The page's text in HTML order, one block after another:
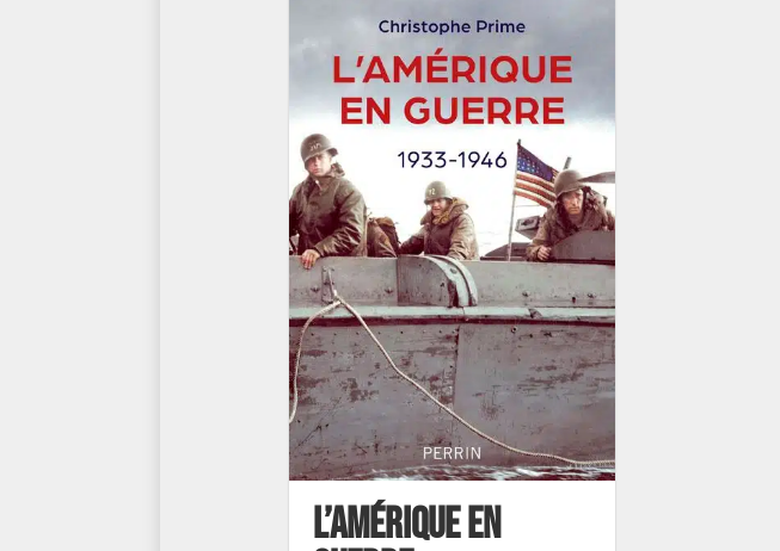
L’Amérique en